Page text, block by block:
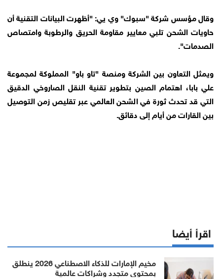
وقال مؤسس شركة "سبوك" وي يي: "أظهرت البيانات التقنية أن
حاويات الشحن تلبي معايير مقاومة الحريق والرطوبة وامتصاص
الصدمات".
ويمثل التعاون بين الشركة ومنصة "تاو باو" المملوكة لمجموعة
علي بابا، اهتمام الصين بتطوير تقنية النقل الصاروخي الدقيق
التي قد تحدث ثورة في الشحن العالمي عبر تقليص زمن التوصيل
بين القارات من أيام إلى دقائق.
اقرأ أيضا
مخيم الإمارات للذكاء الاصطناعي 2026 ينطلق
بمحتوى متجدد وشراكات عالمية